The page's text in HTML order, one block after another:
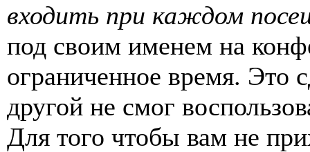
входить при каждом
под своим именем на
ограниченное время. Это
другой не смог
Для того чтобы вам не